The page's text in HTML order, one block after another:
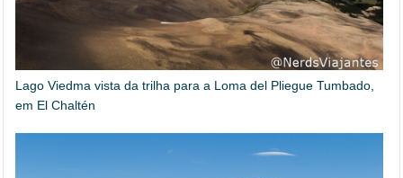
Lago Viedma vista da trilha para a Loma del Pliegue Tumbado,
em El Chaltén